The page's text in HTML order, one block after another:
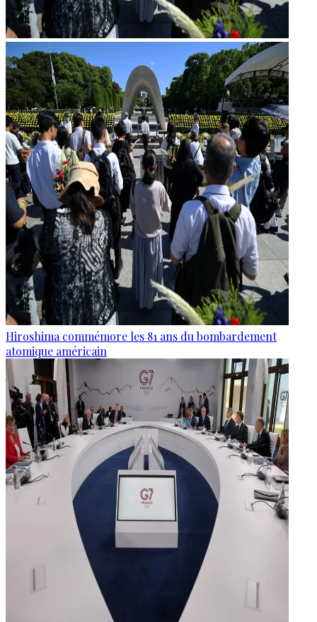
Hiroshima commémore les 81 ans du bombardement
atomique américain